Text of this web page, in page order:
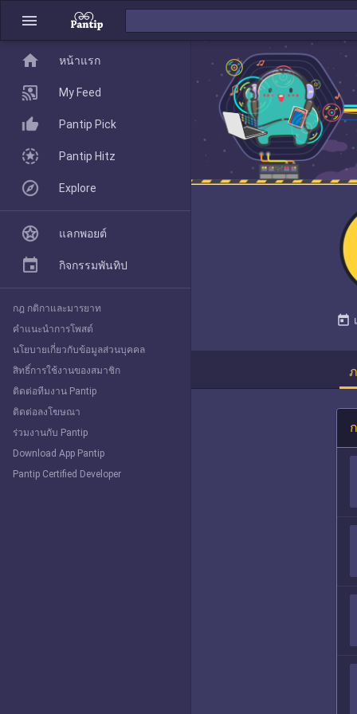
menu
today
home
Pantip Pick
Explore
home หน้าแรก
My Feed
Pantip Pick
Pantip Hitz
Explore
แลกพอยต์
กิจกรรมพันทิป
กฎ กติกาและมารยาท
คำแนะนำการโพสต์
นโยบายเกี่ยวกับข้อมูลส่วนบุคคล
สิทธิ์การใช้งานของสมาชิก
ติดต่อทีมงาน Pantip
ติดต่อลงโฆษณา
ร่วมงานกับ Pantip
Download App Pantip
Pantip Certified Developer